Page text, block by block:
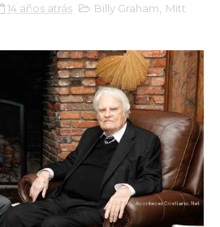
14 años atrás Billy Graham
Mitt